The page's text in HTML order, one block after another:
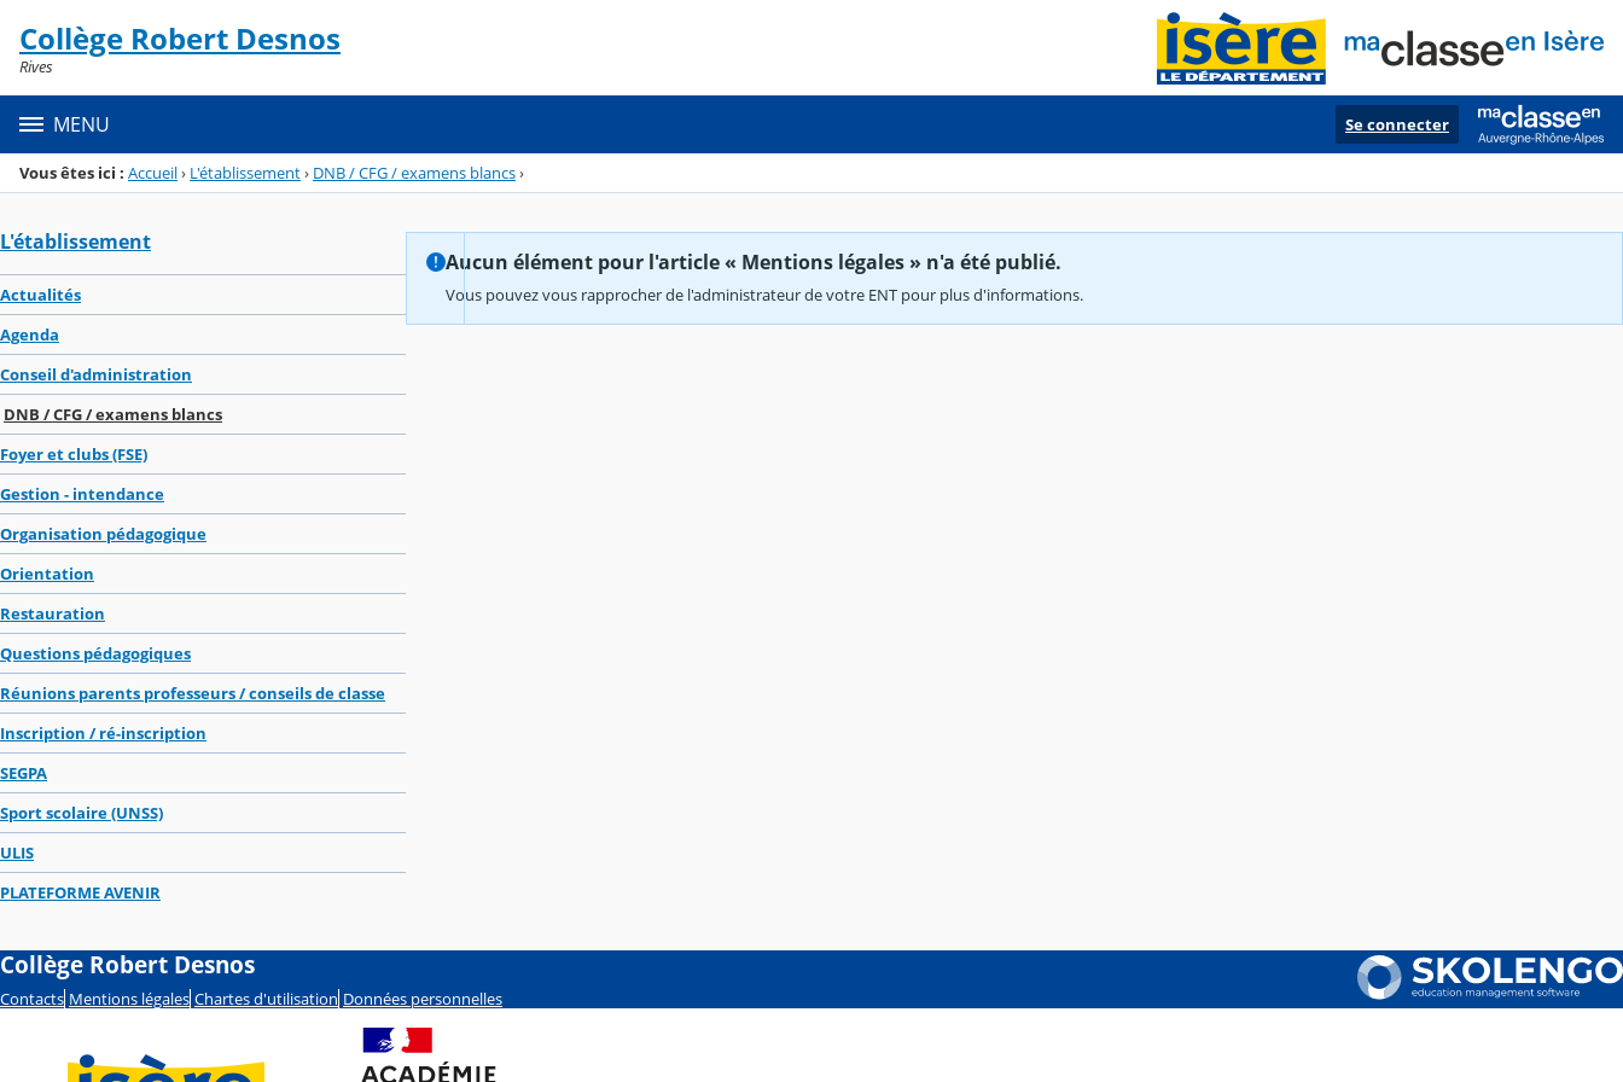
Menu de la rubrique
Contenu
Collège Robert Desnos
Rives
MENU Se connecter
Vous êtes ici : Accueil› L'établissement› DNB / CFG / examens blancs›
L'établissement
Actualités
Agenda
Conseil d'administration
DNB / CFG / examens blancs
Foyer et clubs (FSE)
Gestion - intendance
Organisation pédagogique
Orientation
Restauration
Questions pédagogiques
Réunions parents professeurs / conseils de classe
Inscription / ré-inscription
SEGPA
Sport scolaire (UNSS)
ULIS
PLATEFORME AVENIR
Aucun élément pour l'article « Mentions légales » n'a été publié.
Vous pouvez vous rapprocher de l'administrateur de votre ENT pour plus d'informations.
Collège Robert Desnos
Contacts Mentions légales Chartes d'utilisation Données personnelles